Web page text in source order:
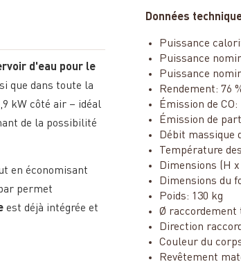
d'eau pour le
que dans toute la
kW côté air – idéal
de la possibilité
en économisant
permet
est déjà intégrée et
Données
Puissance
Puissance
Puissance
Rendement: 76
Émission de
Émission de
Débit massique
Température
Dimensions (H
Dimensions du
Poids: 130 kg
Ø raccordement
Direction
Couleur du
Revêtement